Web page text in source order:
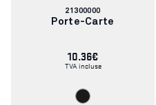
Numéro
d'article:
21300000
Porte-Carte
10.36€
TVA incluse